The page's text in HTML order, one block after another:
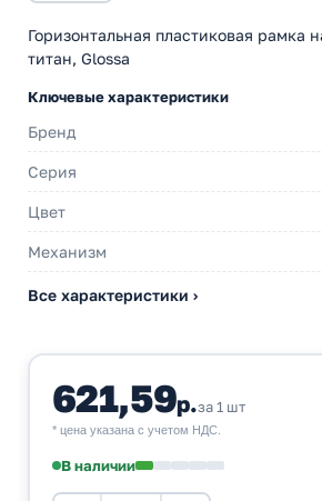
Горизонтальная пластиковая рамка
титан, Glossa
Ключевые характеристики
Бренд
Серия
Цвет
Механизм
Все характеристики ›
621,59р.за 1 шт
* цена указана с учетом НДС.
В наличии